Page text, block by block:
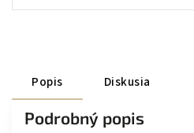
Popis Diskusia
Podrobný popis